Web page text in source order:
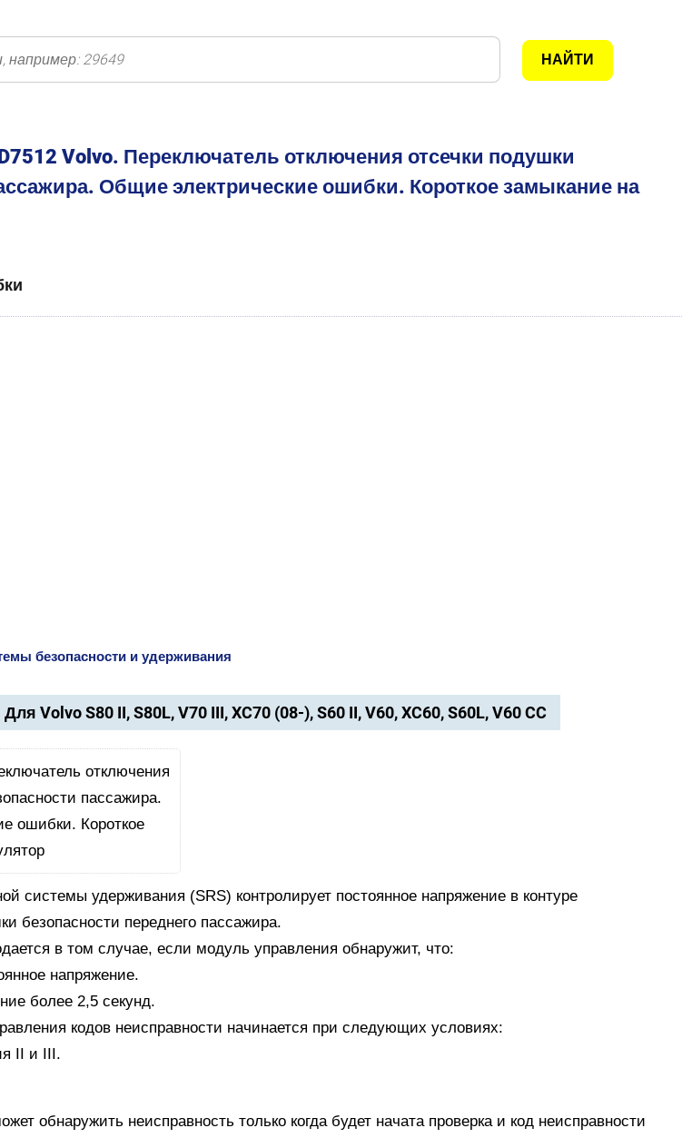
Volvo. Переключатель отключения отсечки подушки
Общие электрические ошибки. Короткое замыкание на
безопасности и удерживания
Для Volvo S80 II, S80L, V70 III, XC70 (08-), S60 II, V60, XC60, S60L, V60 CC
системы удерживания (SRS) контролирует постоянное напряжение в контуре
безопасности переднего пассажира.
в том случае, если модуль управления обнаружит, что:
напряжение.
более 2,5 секунд.
кодов неисправности начинается при следующих условиях:
II и III.
обнаружить неисправность только когда будет начата проверка и код неисправности